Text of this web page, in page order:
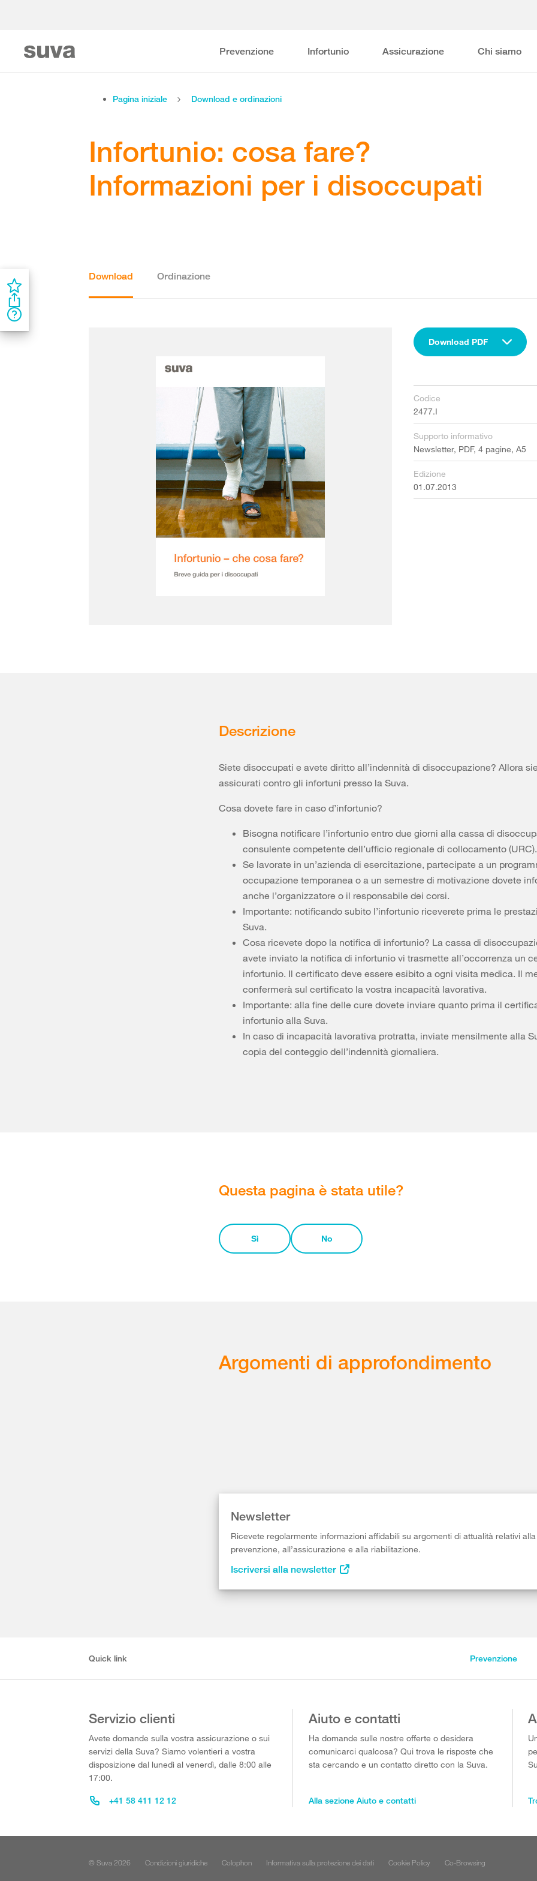
Prevenzione Infortunio Assicurazione Chi siamo
Pagina iniziale Download e ordinazioni
Infortunio: cosa fare?
Informazioni per i disoccupati
Download Ordinazione
Download PDF
Codice
2477.I
Supporto informativo
Newsletter, PDF, 4 pagine, A5
Edizione
01.07.2013
Descrizione
Siete disoccupati e avete diritto all’indennità di disoccupazione? Allora
assicurati contro gli infortuni presso la Suva.
Cosa dovete fare in caso d’infortunio?
Bisogna notificare l’infortunio entro due giorni alla cassa di
consulente competente dell’ufficio regionale di collocamento (URC).
Se lavorate in un’azienda di esercitazione, partecipate a un
occupazione temporanea o a un semestre di motivazione dovete
anche l’organizzatore o il responsabile dei corsi.
Importante: notificando subito l’infortunio riceverete prima le
Suva.
Cosa ricevete dopo la notifica di infortunio? La cassa di
avete inviato la notifica di infortunio vi trasmette all’occorrenza un
infortunio. Il certificato deve essere esibito a ogni visita medica. Il
confermerà sul certificato la vostra incapacità lavorativa.
Importante: alla fine delle cure dovete inviare quanto prima il
infortunio alla Suva.
In caso di incapacità lavorativa protratta, inviate mensilmente alla
copia del conteggio dell’indennità giornaliera.
Questa pagina è stata utile?
Sì No
Argomenti di approfondimento
Newsletter
Ricevete regolarmente informazioni affidabili su argomenti di attualità relativi alla
prevenzione, all’assicurazione e alla riabilitazione.
Iscriversi alla newsletter
Quick link Prevenzione
Servizio clienti
Avete domande sulla vostra assicurazione o sui
servizi della Suva? Siamo volentieri a vostra
disposizione dal lunedì al venerdì, dalle 8:00 alle
17:00.
+41 58 411 12 12
Aiuto e contatti
Ha domande sulle nostre offerte o desidera
comunicarci qualcosa? Qui trova le risposte che
sta cercando e un contatto diretto con la Suva.
Alla sezione Aiuto e contatti
© Suva 2026 Condizioni giuridiche Colophon Informativa sulla protezione dei dati Cookie Policy Co-Browsing